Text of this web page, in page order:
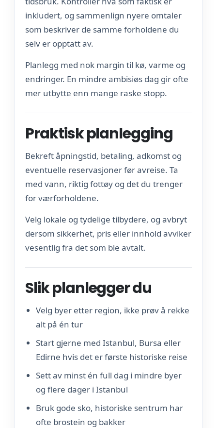
inkludert, og sammenlign nyere omtaler
som beskriver de samme forholdene du
selv er opptatt av.
Planlegg med nok margin til kø, varme og
endringer. En mindre ambisiøs dag gir ofte
mer utbytte enn mange raske stopp.
Praktisk planlegging
Bekreft åpningstid, betaling, adkomst og
eventuelle reservasjoner før avreise. Ta
med vann, riktig fottøy og det du trenger
for værforholdene.
Velg lokale og tydelige tilbydere, og avbryt
dersom sikkerhet, pris eller innhold avviker
vesentlig fra det som ble avtalt.
Slik planlegger du
Velg byer etter region, ikke prøv å rekke
alt på én tur
Start gjerne med Istanbul, Bursa eller
Edirne hvis det er første historiske reise
Sett av minst én full dag i mindre byer
og flere dager i Istanbul
Bruk gode sko, historiske sentrum har
ofte brostein og bakker